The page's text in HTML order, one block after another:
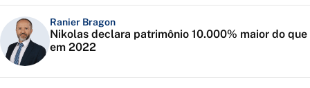
Ranier Bragon
Nikolas declara patrimônio 10.000% maior do que
em 2022